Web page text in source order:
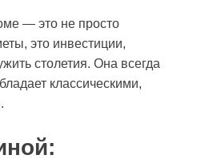
— это не просто
это инвестиции,
столетия. Она всегда
классическими,